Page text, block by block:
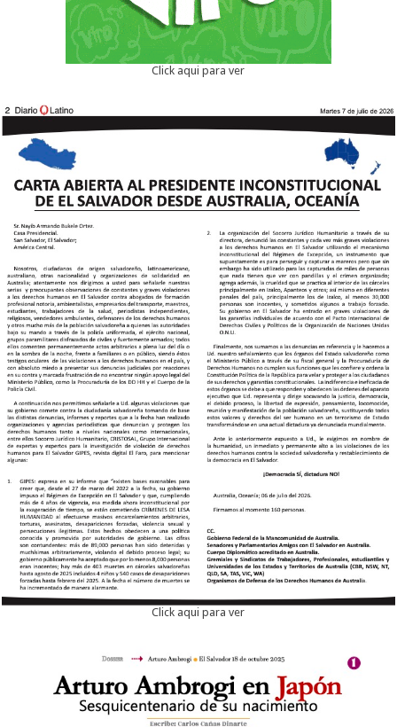
Click aqui para ver
Click aqui para ver